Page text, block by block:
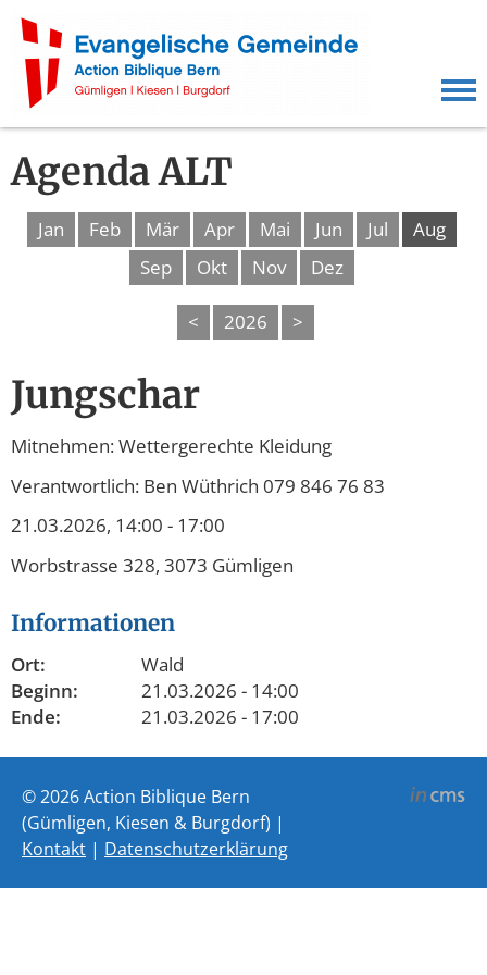
Agenda ALT
Jan Feb Mär Apr Mai Jun Jul
Aug
Sep
Okt Nov Dez
< 2026 >
Jungschar
Mitnehmen: Wettergerechte Kleidung
Verantwortlich: Ben Wüthrich 079 846 76 83
21.03.2026, 14:00 - 17:00
Worbstrasse 328, 3073 Gümligen
Informationen
Ort:
Wald
Beginn:
21.03.2026 - 14:00
Ende:
21.03.2026 - 17:00
© 2026 Action Biblique Bern
(Gümligen, Kiesen & Burgdorf) |
Kontakt | Datenschutzerklärung